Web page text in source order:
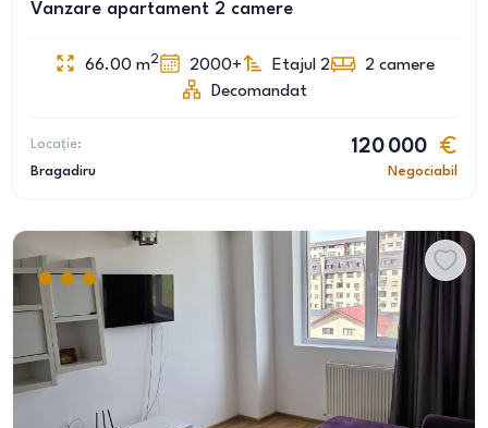
Vanzare apartament 2 camere
66.00 m2 2000+ Etajul 2 2 camere
Decomandat
Locație:
Bragadiru
120 000
Negociabil